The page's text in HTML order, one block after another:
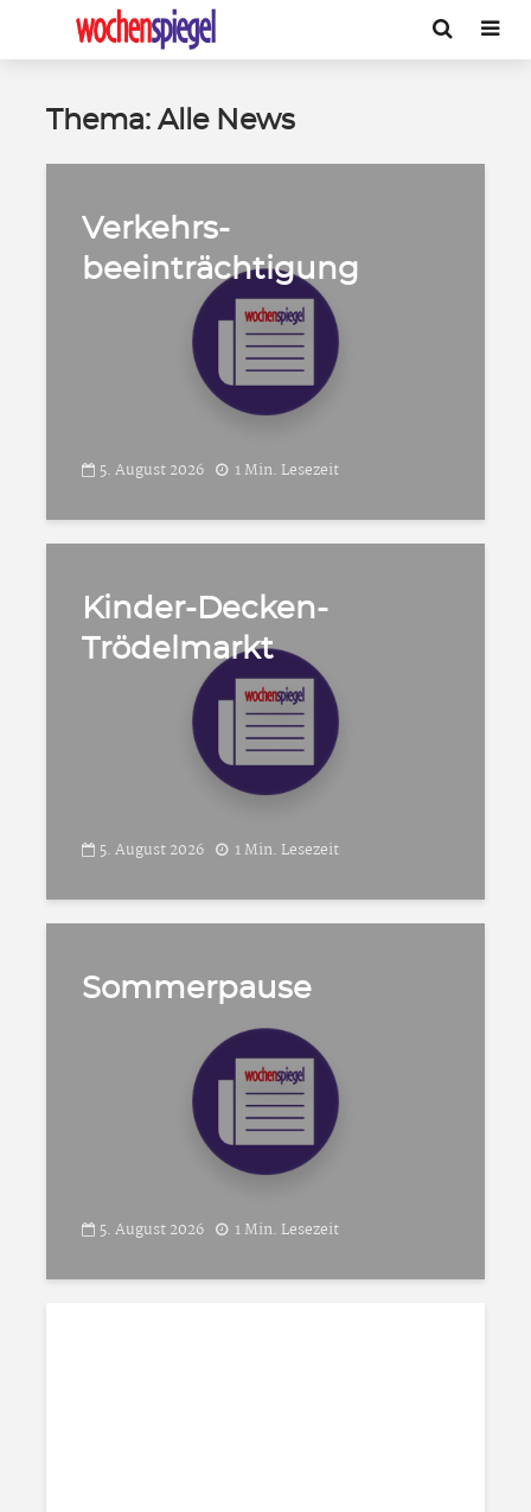
Thema: Alle News
Verkehrs-
beeinträchtigung
5. August 2026 1 Min. Lesezeit
Kinder-Decken-
Trödelmarkt
5. August 2026 1 Min. Lesezeit
Sommerpause
5. August 2026 1 Min. Lesezeit